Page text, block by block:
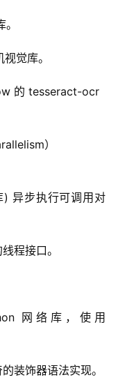
觉库。
的 tesseract-ocr
）
异步执行可调用对
程接口。
网络库，使用
装饰器语法实现。